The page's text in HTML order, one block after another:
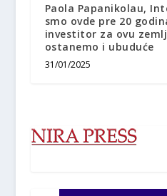
Paola Papanikolau,
smo ovde pre 20
investitor za ovu
ostanemo i ubuduće
31/01/2025